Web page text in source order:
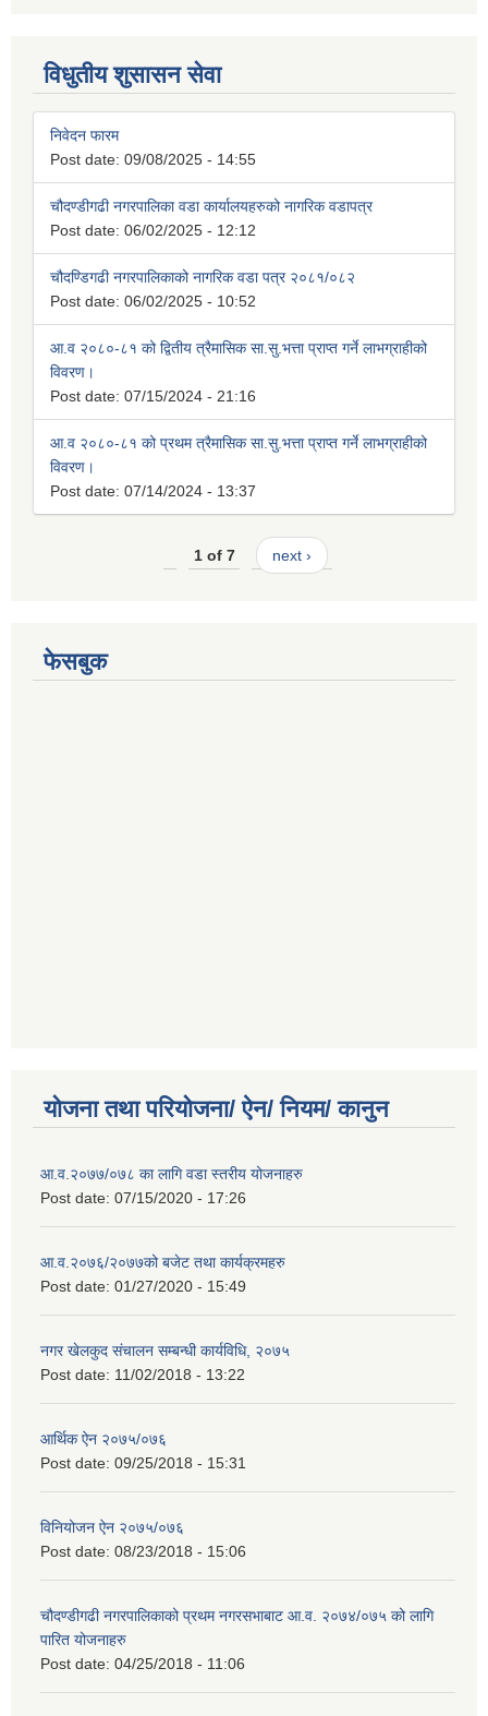
विधुतीय शुसासन सेवा
निवेदन फारम
Post date: 09/08/2025 - 14:55
चौदण्डीगढी नगरपालिका वडा कार्यालयहरुको नागरिक वडापत्र
Post date: 06/02/2025 - 12:12
चौदण्डिगढी नगरपालिकाको नागरिक वडा पत्र २०८१/०८२
Post date: 06/02/2025 - 10:52
आ.व २०८०-८१ को द्वितीय त्रैमासिक सा.सु.भत्ता प्राप्त गर्ने लाभग्राहीको
विवरण।
Post date: 07/15/2024 - 21:16
आ.व २०८०-८१ को प्रथम त्रैमासिक सा.सु.भत्ता प्राप्त गर्ने लाभग्राहीको
विवरण।
Post date: 07/14/2024 - 13:37
1 of 7 next ›
फेसबुक
योजना तथा परियोजना/ ऐन/ नियम/ कानुन
आ.व.२०७७/०७८ का लागि वडा स्तरीय योजनाहरु
Post date: 07/15/2020 - 17:26
आ.व.२०७६/२०७७को बजेट तथा कार्यक्रमहरु
Post date: 01/27/2020 - 15:49
नगर खेलकुद संचालन सम्बन्धी कार्यविधि, २०७५
Post date: 11/02/2018 - 13:22
आर्थिक ऐन २०७५/०७६
Post date: 09/25/2018 - 15:31
विनियोजन ऐन २०७५/०७६
Post date: 08/23/2018 - 15:06
चौदण्डीगढी नगरपालिकाको प्रथम नगरसभाबाट आ.व. २०७४/०७५ को लागि
पारित योजनाहरु
Post date: 04/25/2018 - 11:06